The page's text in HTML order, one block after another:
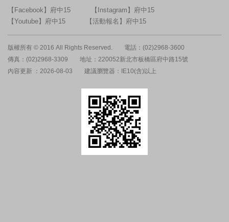
【Facebook】府中15
【Instagram】府中15
【Youtube】府中15
【活動報名】府中15
版權所有 © 2016 All Rights Reserved.
電話：(02)2968-3600
傳真：(02)2968-3309
地址：220052新北市板橋區府中路15號
內容更新 ：2026-08-03
建議瀏覽器：IE10(含)以上